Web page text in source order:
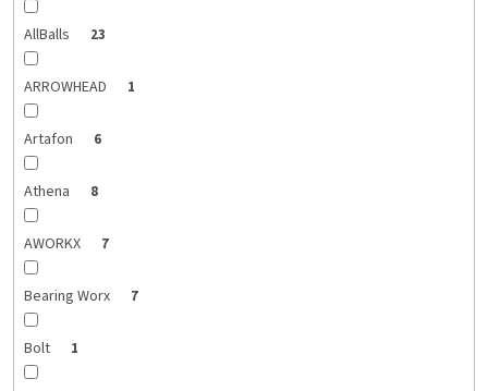
AllBalls 23
ARROWHEAD 1
Artafon 6
Athena 8
AWORKX 7
Bearing Worx 7
Bolt 1